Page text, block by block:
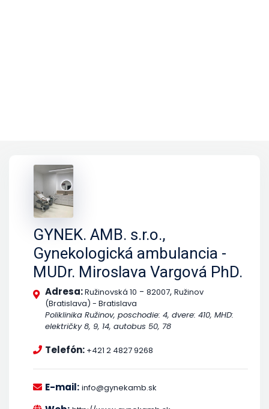
GYNEK. AMB. s.r.o.,
Gynekologická ambulancia -
MUDr. Miroslava Vargová PhD.
Adresa:Ružinovská 10 - 82007, Ružinov
(Bratislava) - Bratislava
Poliklinika Ružinov, poschodie: 4, dvere: 410, MHD:
električky 8, 9, 14, autobus 50, 78
Telefón: +421 2 4827 9268
E-mail: info@gynekamb.sk